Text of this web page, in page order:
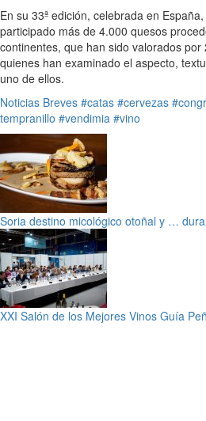
En su 33ª edición, celebrada en
participado más de 4.000 quesos
continentes, que han sido valorados
quienes han examinado el aspecto,
uno de ellos.
Noticias Breves #catas #cervezas
tempranillo #vendimia #vino
Soria destino micológico otoñal y …
XXI Salón de los Mejores Vinos Guía